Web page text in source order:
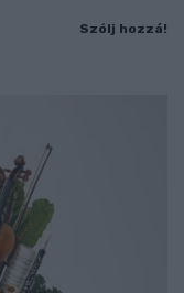
Szólj hozzá!